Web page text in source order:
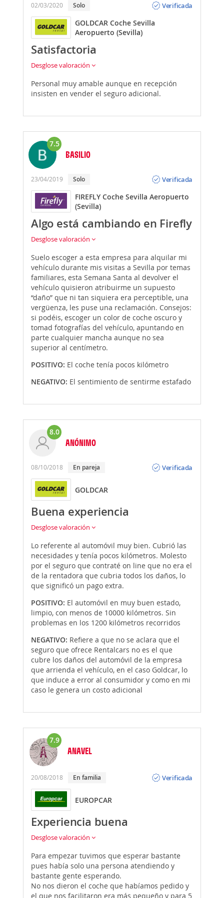
02/03/2020 Solo
Verificada
GOLDCAR Coche Sevilla
Aeropuerto (Sevilla)
Satisfactoria
Desglose valoración
Personal muy amable aunque en recepción
insisten en vender el seguro adicional.
7.5
BASILIO
23/04/2019 Solo
Verificada
FIREFLY Coche Sevilla Aeropuerto
(Sevilla)
Algo está cambiando en Firefly
Desglose valoración
Suelo escoger a esta empresa para alquilar mi
vehículo durante mis visitas a Sevilla por temas
familiares, esta Semana Santa al devolver el
vehículo quisieron atribuirme un supuesto
“daño” que ni tan siquiera era perceptible, una
vergüenza, les puse una reclamación. Consejos:
si podéis, escoger un color de coche oscuro y
tomad fotografías del vehículo, apuntando en
parte cualquier mancha aunque no sea
superior al centímetro.
POSITIVO: El coche tenía pocos kilómetro
NEGATIVO: El sentimiento de sentirme estafado
8.0
ANÓNIMO
08/10/2018 En pareja
Verificada
GOLDCAR
Buena experiencia
Desglose valoración
Lo referente al automóvil muy bien. Cubrió las
necesidades y tenía pocos kilómetros. Molesto
por el seguro que contraté on line que no era el
de la rentadora que cubria todos los daños, lo
que significó un pago extra.
POSITIVO: El automóvil en muy buen estado,
limpio, con menos de 10000 kilómetros. Sin
problemas en los 1200 kilómetros recorridos
NEGATIVO: Refiere a que no se aclara que el
seguro que ofrece Rentalcars no es el que
cubre los daños del automóvil de la empresa
que arrienda el vehículo, en el caso Goldcar, lo
que induce a error al consumidor y como en mi
caso le genera un costo adicional
7.9
ANAVEL
20/08/2018 En familia
Verificada
EUROPCAR
Experiencia buena
Desglose valoración
Para empezar tuvimos que esperar bastante
pues había solo una persona atendiendo y
bastante gente esperando.
No nos dieron el coche que habíamos pedido y
el que nos facilitaron era más pequeño y para 5